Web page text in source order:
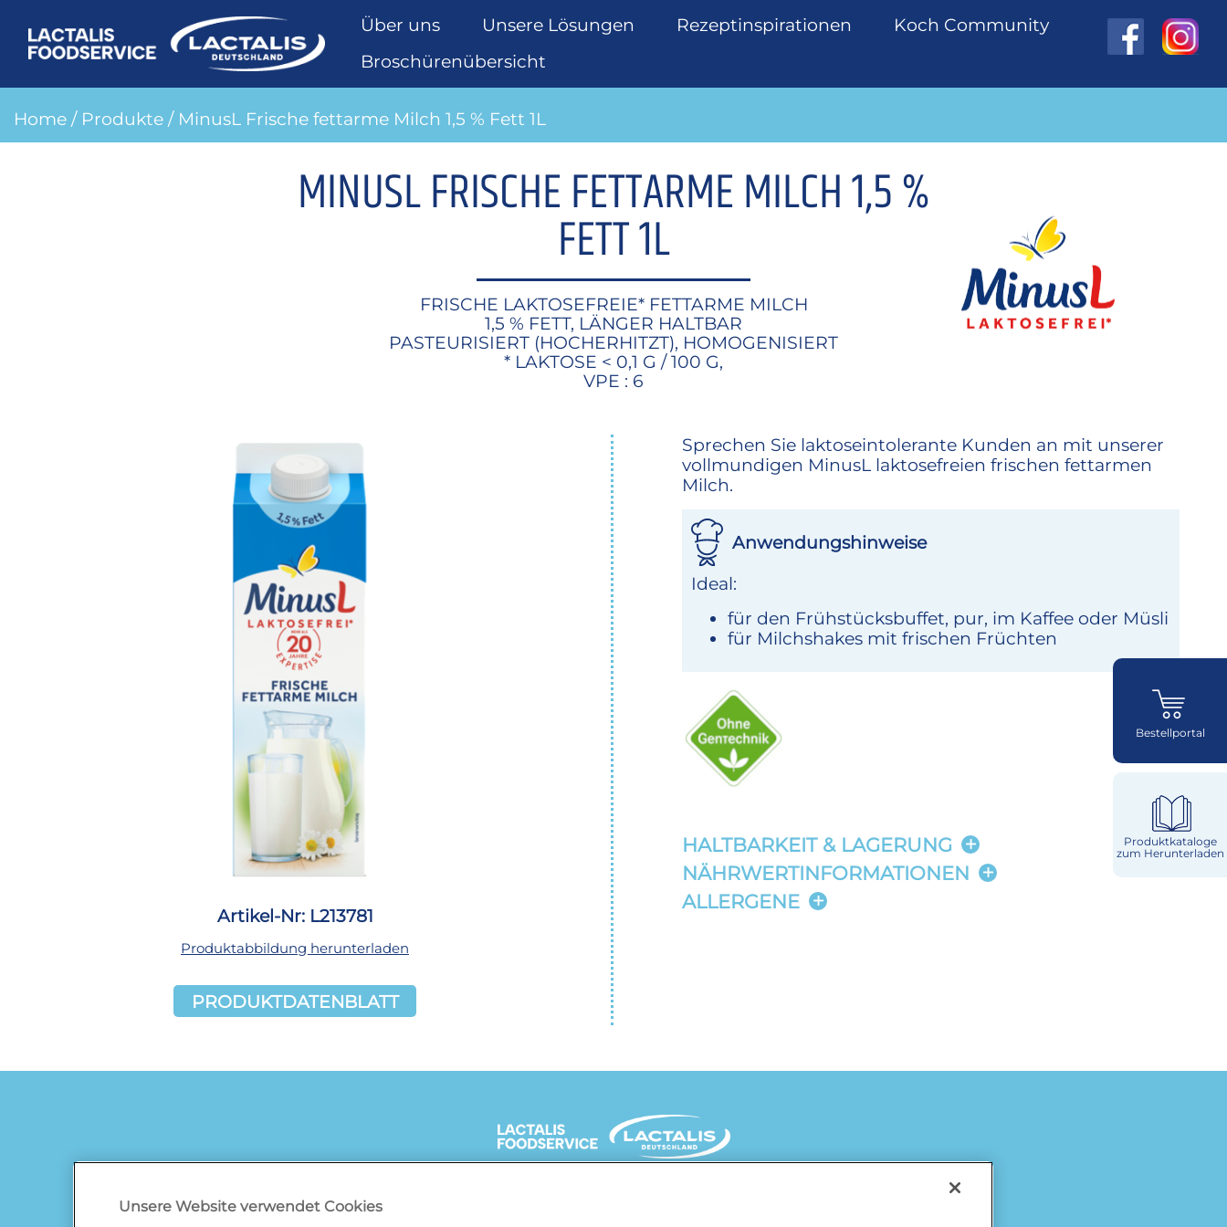
Über uns Unsere Lösungen Rezeptinspirationen
Koch Community
Broschürenübersicht
Home / Produkte / MinusL Frische fettarme Milch 1,5 % Fett 1L
MINUSL FRISCHE FETTARME MILCH 1,5 %
FETT 1L
FRISCHE LAKTOSEFREIE* FETTARME MILCH
1,5 % FETT, LÄNGER HALTBAR
PASTEURISIERT (HOCHERHITZT), HOMOGENISIERT
* LAKTOSE < 0,1 G / 100 G,
VPE : 6
Artikel-Nr: L213781
Produktabbildung herunterladen
PRODUKTDATENBLATT
Sprechen Sie laktoseintolerante Kunden an mit unserer
vollmundigen MinusL laktosefreien frischen fettarmen
Milch.
Anwendungshinweise
Ideal:
für den Frühstücksbuffet, pur, im Kaffee oder Müsli
für Milchshakes mit frischen Früchten
HALTBARKEIT & LAGERUNG
NÄHRWERTINFORMATIONEN
ALLERGENE
Bestellportal
Produktkataloge
zum Herunterladen
Unsere Website verwendet Cookies